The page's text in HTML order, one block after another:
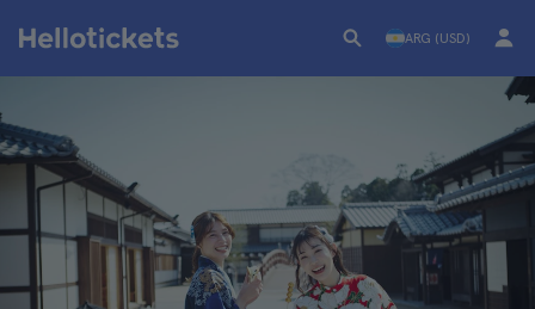
ARG (USD)